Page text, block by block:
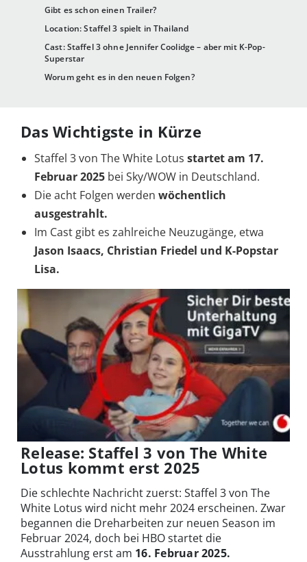
Gibt es schon einen Trailer?
Location: Staffel 3 spielt in Thailand
Cast: Staffel 3 ohne Jennifer Coolidge – aber mit K-Pop-
Superstar
Worum geht es in den neuen Folgen?
Das Wichtigste in Kürze
Staffel 3 von The White Lotus startet am 17.
Februar 2025 bei Sky/WOW in Deutschland.
Die acht Folgen werden wöchentlich
ausgestrahlt.
Im Cast gibt es zahlreiche Neuzugänge, etwa
Jason Isaacs, Christian Friedel und K-Popstar
Lisa.
Release: Staffel 3 von The White
Lotus kommt erst 2025
Die schlechte Nachricht zuerst: Staffel 3 von The
White Lotus wird nicht mehr 2024 erscheinen. Zwar
begannen die Dreharbeiten zur neuen Season im
Februar 2024, doch bei HBO startet die
Ausstrahlung erst am 16. Februar2025.